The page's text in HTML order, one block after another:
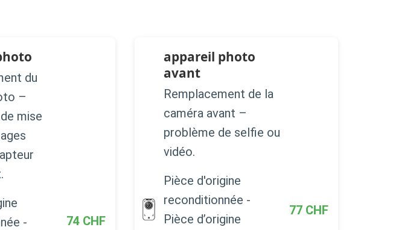
du
–
mise
-
74CHF
appareil photo
avant
Remplacement de la
caméra avant –
problème de selfie ou
vidéo.
Pièce d'origine
reconditionnée -
Pièce d’origine
77CHF